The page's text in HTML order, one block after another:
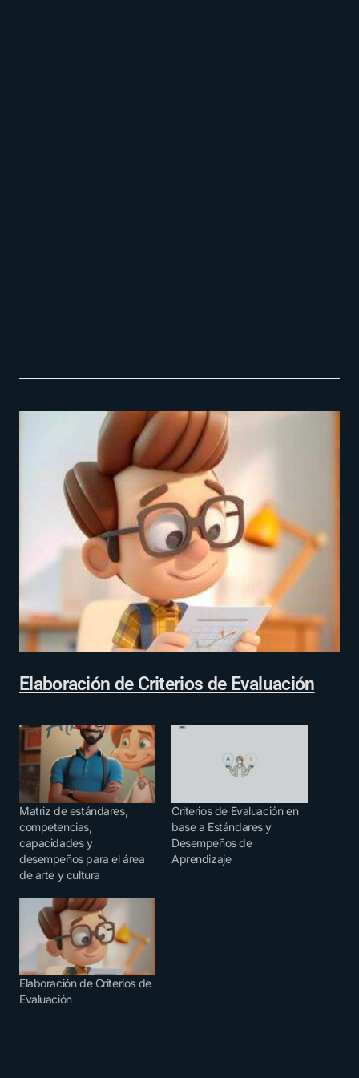
Elaboración de Criterios de Evaluación
Matriz de estándares,
competencias,
capacidades y
desempeños para el área
de arte y cultura
Criterios de Evaluación en
base a Estándares y
Desempeños de
Aprendizaje
Elaboración de Criterios de
Evaluación